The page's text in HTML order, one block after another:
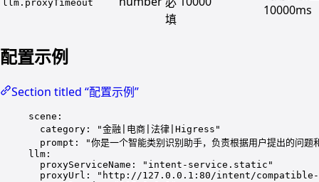
llm.proxyTimeout
填
10000ms
配置示例
Section titled “配置示例”
scene :
category : "金融|电商|法律|Higress "
prompt : "你是一个智能类别识别助手，负责根据用户提出的问
llm :
proxyServiceName : " intent-service.static "
proxyUrl : " http://127.0.0.1:80/intent/compatible-